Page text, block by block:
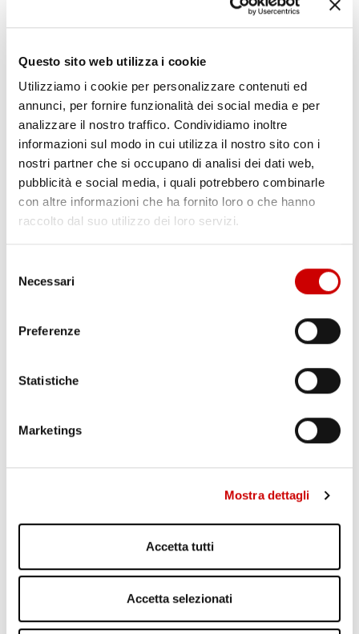
Questo sito web utilizza i cookie
Utilizziamo i cookie per personalizzare contenuti ed
annunci, per fornire funzionalità dei social media e per
analizzare il nostro traffico. Condividiamo inoltre
informazioni sul modo in cui utilizza il nostro sito con i
nostri partner che si occupano di analisi dei dati web,
pubblicità e social media, i quali potrebbero combinarle
con altre informazioni che ha fornito loro o che hanno
raccolto dal suo utilizzo dei loro servizi.
delNecessari
Preferenze
Statistiche
Marketings
Mostra dettagli
Accetta tutti
Accetta selezionati
Marte Sport Live: “Torino-Juve? Vincere domani sarebbe un
grande risultato per il Torino che non ha grandi traguardi, ma
scudetto. La Juventus fa un campionato a parte e nell’altro ci
siamo ...
Leggi articolo
14 Dicembre 2018
“Fujtevenne” di edoardiana memoria, sussurrato anche da chi
non è solo disagio e criminalità, è tanto altro, ma si avverte